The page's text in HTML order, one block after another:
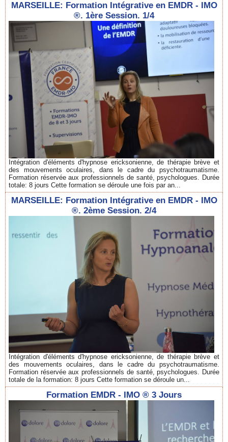
MARSEILLE: Formation Intégrative en EMDR - IMO
®. 1ère Session. 1/4
Intégration d'éléments d'hypnose ericksonienne, de thérapie brève et
des mouvements oculaires, dans le cadre du psychotraumatisme.
Formation réservée aux professionnels de santé, psychologues. Durée
totale: 8 jours Cette formation se déroule une fois par an...
MARSEILLE: Formation Intégrative en EMDR - IMO
®. 2ème Session. 2/4
Intégration d'éléments d'hypnose ericksonienne, de thérapie brève et
des mouvements oculaires, dans le cadre du psychotraumatisme.
Formation réservée aux professionnels de santé, psychologues. Durée
totale de la formation: 8 jours Cette formation se déroule un...
Formation EMDR - IMO ® 3 Jours